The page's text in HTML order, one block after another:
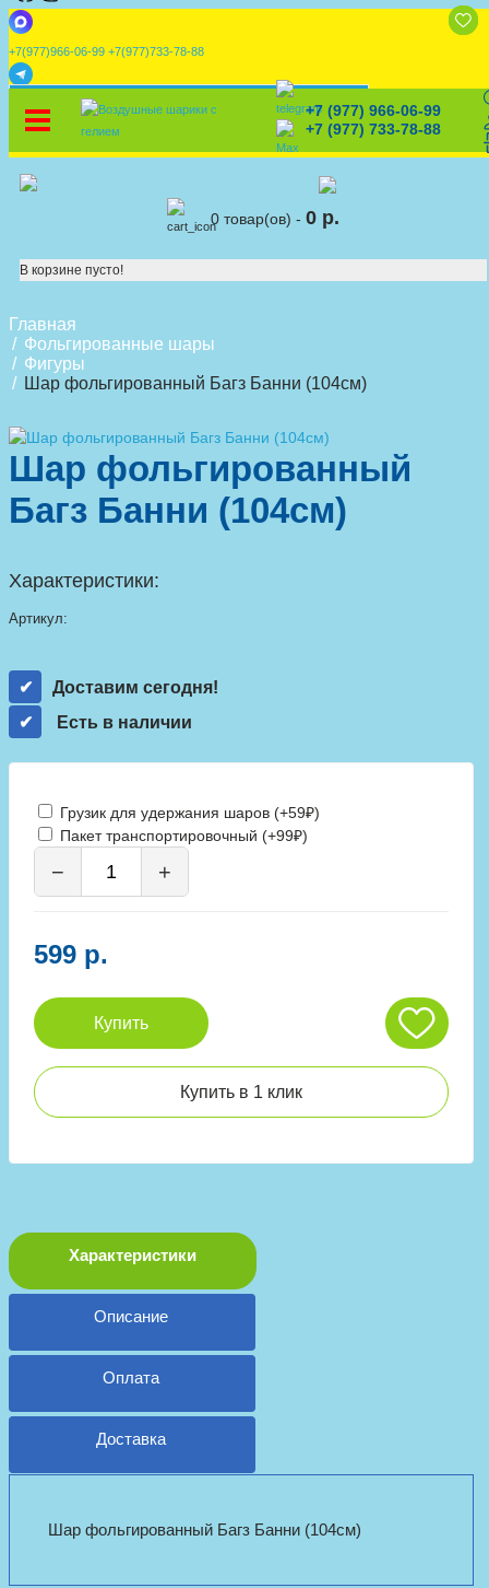
+7(977)966-06-99 +7(977)733-78-88
Скидки Конструктор
x УСТАНОВИТЕ НАШЕ ПРИЛОЖЕНИЕ!+7 (977) 966-06-99
+7 (977) 733-78-88
0 товар(ов) - 0 р.
В корзине пусто!
Главная
Фольгированные шары
Фигуры
Шар фольгированный Багз Банни (104см)
Шар фольгированный
Багз Банни (104см)
Характеристики:
Артикул:
Доставим сегодня!
Есть в наличии
Грузик для удержания шаров (+59₽)
Пакет транспортировочный (+99₽)
− +
599 р.
Купить
Купить в 1 клик
Характеристики
Описание
Оплата
Доставка
Шар фольгированный Багз Банни (104см)